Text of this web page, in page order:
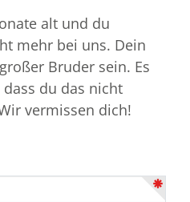
alt und du
mehr bei uns. Dein
du das nicht
vermissen dich!